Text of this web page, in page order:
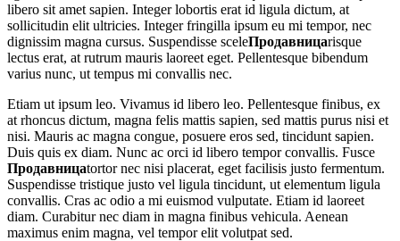
libero sit amet sapien. Integer lobortis erat id ligula dictum, at
sollicitudin elit ultricies. Integer fringilla ipsum eu mi tempor, nec
dignissim magna cursus. Suspendisse sceleПродавницаrisque
lectus erat, at rutrum mauris laoreet eget. Pellentesque bibendum
varius nunc, ut tempus mi convallis nec.
Etiam ut ipsum leo. Vivamus id libero leo. Pellentesque finibus, ex
at rhoncus dictum, magna felis mattis sapien, sed mattis purus nisi et
nisi. Mauris ac magna congue, posuere eros sed, tincidunt sapien.
Duis quis ex diam. Nunc ac orci id libero tempor convallis. Fusce
Продавницаtortor nec nisi placerat, eget facilisis justo fermentum.
Suspendisse tristique justo vel ligula tincidunt, ut elementum ligula
convallis. Cras ac odio a mi euismod vulputate. Etiam id laoreet
diam. Curabitur nec diam in magna finibus vehicula. Aenean
maximus enim magna, vel tempor elit volutpat sed.